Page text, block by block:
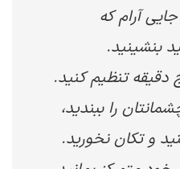
آرام که
بنشینید.
دقیقه تنظیم کنید.
را ببندید،
و تکان نخورید.